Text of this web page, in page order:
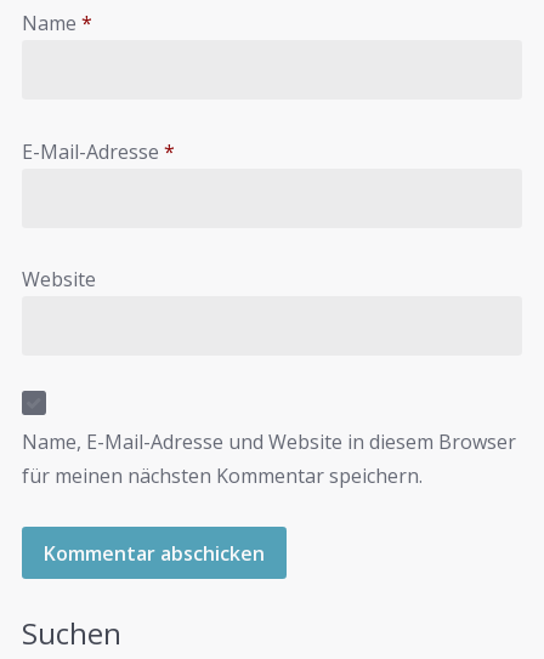
Name *
E-Mail-Adresse *
Website
Name, E-Mail-Adresse und Website in diesem Browser
für meinen nächsten Kommentar speichern.
Suchen